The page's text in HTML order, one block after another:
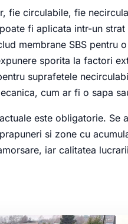
fie circulabile, fie
fi aplicata intr-un
membrane SBS pentru
sporita la factori
suprafetele
cum ar fi o sapa
este obligatorie. Se
si zone cu
iar calitatea